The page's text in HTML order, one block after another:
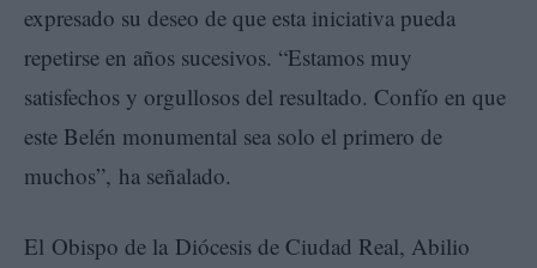
expresado su deseo de que esta iniciativa pueda
repetirse en años sucesivos. “Estamos muy
satisfechos y orgullosos del resultado. Confío en que
este Belén monumental sea solo el primero de
muchos”, ha señalado.
El Obispo de la Diócesis de Ciudad Real, Abilio